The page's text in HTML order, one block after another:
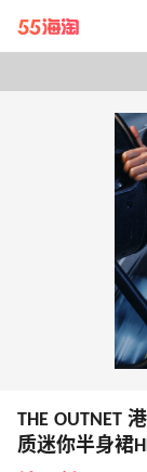
带你去官网买正品
THE OUTNET
质迷你半身裙